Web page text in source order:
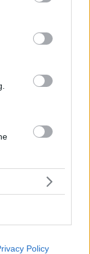
party tags to
below Google
Policy